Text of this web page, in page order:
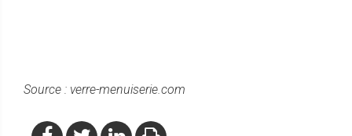
Source : verre-menuiserie.com